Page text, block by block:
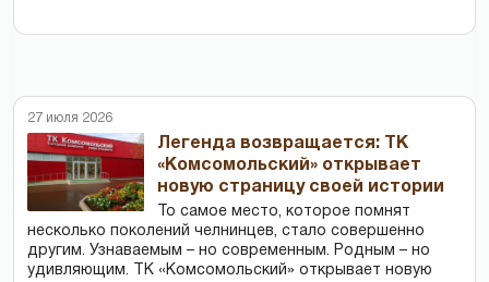
27 июля 2026
Легенда возвращается: ТК
«Комсомольский» открывает
новую страницу своей истории
То самое место, которое помнят
несколько поколений челнинцев, стало совершенно
другим. Узнаваемым – но современным. Родным – но
удивляющим. ТК «Комсомольский» открывает новую